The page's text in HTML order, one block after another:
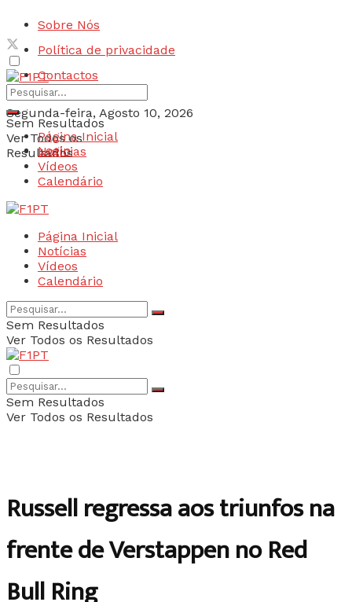
Sobre Nós
Política de privacidade
Contactos
Segunda-feira, Agosto 10, 2026
Login
Sem Resultados
Ver Todos os
Resultados
Página Inicial
Notícias
Vídeos
Calendário
Página Inicial
Notícias
Vídeos
Calendário
Sem Resultados
Ver Todos os Resultados
Sem Resultados
Ver Todos os Resultados
Russell regressa aos triunfos na
frente de Verstappen no Red
Bull Ring